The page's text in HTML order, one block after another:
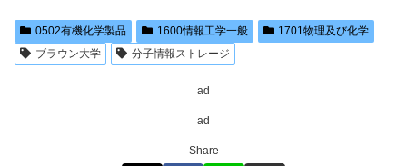
0502有機化学製品 1600情報工学一般
1701物理及び化学
ブラウン大学
分子情報ストレージ
ad
ad
Share